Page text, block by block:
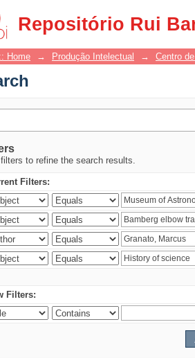
Repositório Rui
Home → Produção Intelectual → Centro
to refine the search results.
Filters:
Filters: